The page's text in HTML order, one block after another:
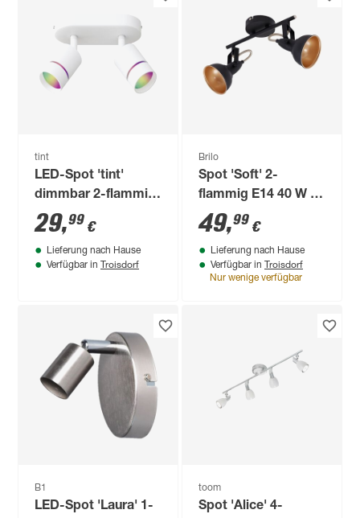
tint
LED-Spot 'tint'
dimmbar 2-flammig
10,4 W 1200 lm RGB
- tunable white
29,99 €
Lieferung nach Hause
Verfügbar in Troisdorf
Brilo
Spot 'Soft' 2-
flammig E14 40 W Ø
10 x 18,1 x 34 cm
49,99 €
Lieferung nach Hause
Verfügbar in Troisdorf
Nur wenige verfügbar
B1
LED-Spot 'Laura' 1-
toom
Spot 'Alice' 4-